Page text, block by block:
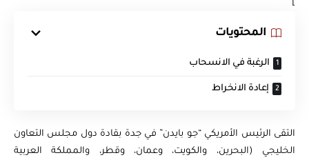
المحتويات
الرغبة في الانسحاب
إعادة الانخراط
التقى الرئيس الأمريكي “جو بايدن” في جدة بقادة دول مجلس التعاون
الخليجي (البحرين، والكويت، وعمان، وقطر، والمملكة العربية